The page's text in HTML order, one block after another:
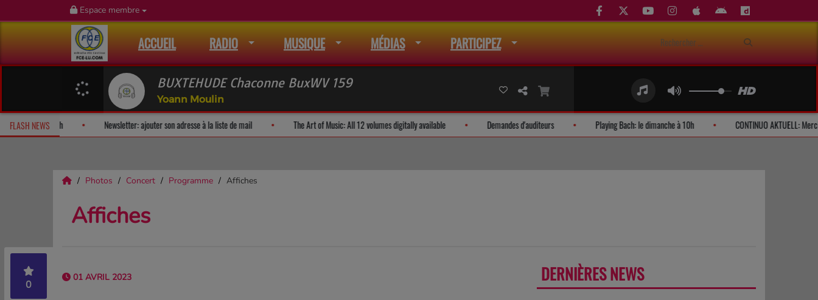
Espace membre
ACCUEIL RADIO MUSIQUE MÉDIAS PARTICIPEZ
BUXTEHUDE Chaconne BuxWV 159
Yoann Moulin
FLASH NEWSFan Releases & Merch Newsletter: ajouter son adresse à la liste de mail The Art of Music: All 12 volumes digitally available Demandes d'auditeurs Playing Bach: le dimanche à 10h
Photos Concert Programme Affiches
Affiches
0
01 AVRIL 2023 DERNIÈRES NEWS